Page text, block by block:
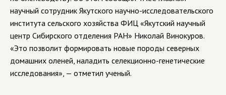
научный сотрудник Якутского научно-исследовательского
института сельского хозяйства ФИЦ «Якутский научный
центр Сибирского отделения РАН» Николай Винокуров.
«Это позволит формировать новые породы северных
домашних оленей, наладить селекционно-генетические
исследования», — отметил ученый.